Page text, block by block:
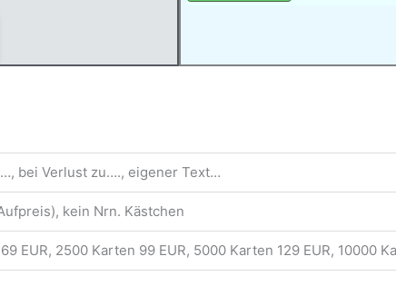
t
e
:
bei Verlust zu…., eigener Text…
kein Nrn. Kästchen
EUR, 2500 Karten 99 EUR, 5000 Karten 129 EUR, 10000